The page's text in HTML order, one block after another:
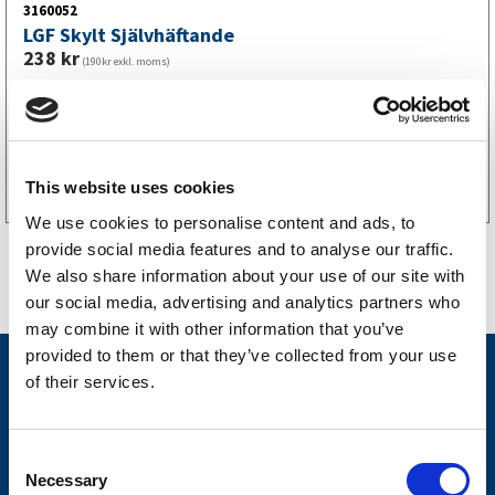
This website uses cookies
We use cookies to personalise content and ads, to
provide social media features and to analyse our traffic.
We also share information about your use of our site with
our social media, advertising and analytics partners who
may combine it with other information that you’ve
provided to them or that they’ve collected from your use
of their services.
Necessary
3160052
LGF Skylt Självhäftande
238 kr (190kr exkl. moms)
Nyheter